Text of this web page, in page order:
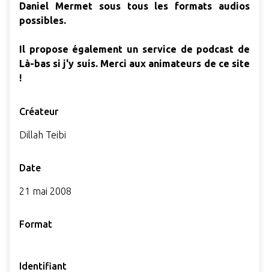
Daniel Mermet sous tous les formats audios
possibles.
Il propose également un service de podcast de
Là-bas si j'y suis. Merci aux animateurs de ce site
!
Créateur
Dillah Teibi
Date
21 mai 2008
Format
Identifiant